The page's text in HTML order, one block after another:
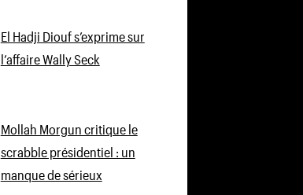
El Hadji Diouf s’exprime sur
l’affaire Wally Seck
Mollah Morgun critique le
scrabble présidentiel : un
manque de sérieux